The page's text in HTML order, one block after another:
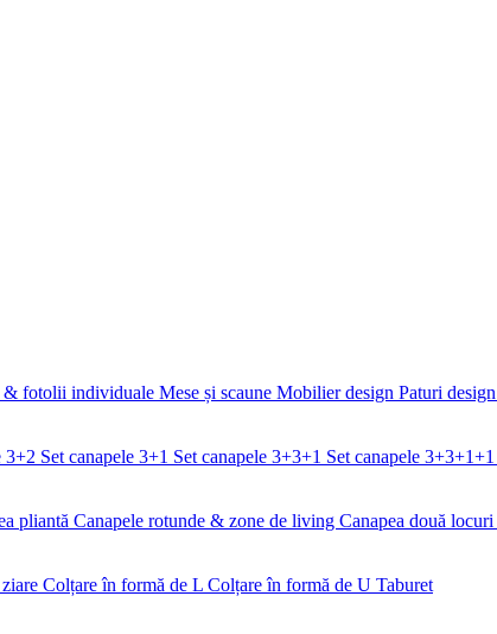
& fotolii individuale Mese și scaune Mobilier design Paturi design
3+2 Set canapele 3+1 Set canapele 3+3+1 Set canapele 3+3+1+1
pliantă Canapele rotunde & zone de living Canapea două locuri
Colțare în formă de L Colțare în formă de U Taburet